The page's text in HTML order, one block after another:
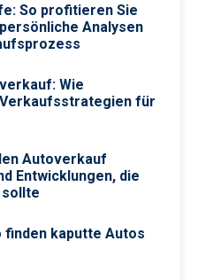
So profitieren Sie
Analysen
Wie
für
Autoverkauf
Entwicklungen, die
kaputte Autos